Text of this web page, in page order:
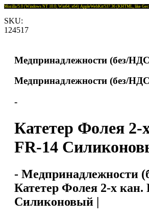
Mozilla/5.0 (Windows NT 10.0; Win64; x64) AppleWebKit/537.36 (KHTML, like
SKU:
124517
Медпринадлежности (без/
Медпринадлежности (без/
-
Катетер Фолея 2-
FR-14
- Медпринадлежности
Катетер Фолея 2-х кан.
Силиконовый |